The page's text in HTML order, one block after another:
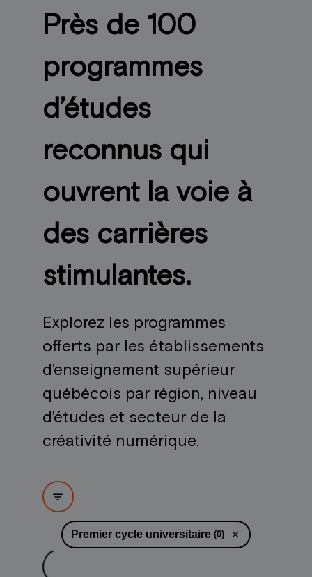
Près de 100
programmes
d’études
reconnus qui
ouvrent la voie à
des carrières
stimulantes.
Explorez les programmes
offerts par les établissements
d’enseignement supérieur
québécois par région, niveau
d’études et secteur de la
créativité numérique.
filter_list
Premier cycle universitaire (0) close
Loading...